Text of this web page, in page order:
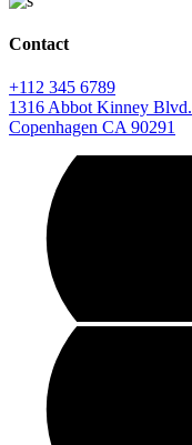
Contact
+112 345 6789
1316 Abbot Kinney Blvd.
Copenhagen CA 90291